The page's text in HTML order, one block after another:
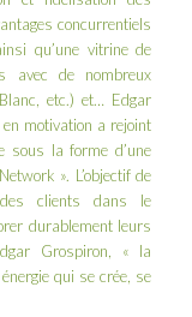
concurrentiels
qu’une vitrine de
avec de nombreux
etc.) et… Edgar
motivation a rejoint
sous la forme d’une
». L’objectif de
clients dans le
durablement leurs
Grospiron, « la
qui se crée, se